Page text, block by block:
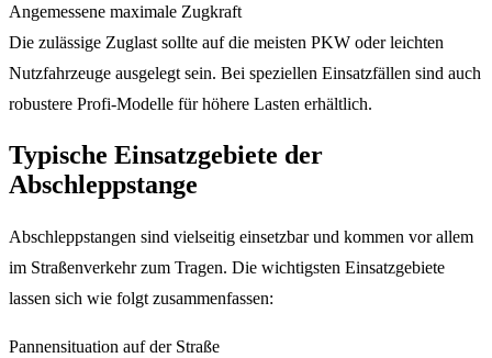
Angemessene maximale Zugkraft
Die zulässige Zuglast sollte auf die meisten PKW oder leichten
Nutzfahrzeuge ausgelegt sein. Bei speziellen Einsatzfällen sind auch
robustere Profi-Modelle für höhere Lasten erhältlich.
Typische Einsatzgebiete der
Abschleppstange
Abschleppstangen sind vielseitig einsetzbar und kommen vor allem
im Straßenverkehr zum Tragen. Die wichtigsten Einsatzgebiete
lassen sich wie folgt zusammenfassen:
Pannensituation auf der Straße